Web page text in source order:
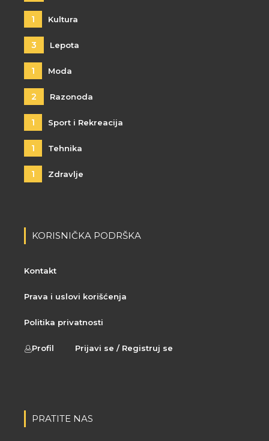
1 Kultura
3 Lepota
1 Moda
2 Razonoda
1 Sport i Rekreacija
1 Tehnika
1 Zdravlje
KORISNIČKA PODRŠKA
Kontakt
Prava i uslovi korišćenja
Politika privatnosti
Profil Prijavi se / Registruj se
PRATITE NAS